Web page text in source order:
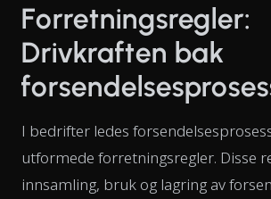
Forretningsregler:
Drivkraften bak
I bedrifter ledes
utformede forretningsregler. Disse
innsamling, bruk og lagring av